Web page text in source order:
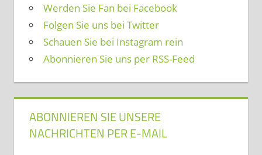
Werden Sie Fan bei Facebook
Folgen Sie uns bei Twitter
Schauen Sie bei Instagram rein
Abonnieren Sie uns per RSS-Feed
ABONNIEREN SIE UNSERE
NACHRICHTEN PER E-MAIL